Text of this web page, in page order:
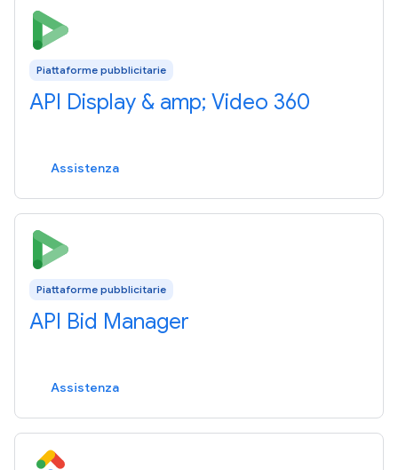
Piattaforme pubblicitarie
API Display & amp; Video 360
Assistenza
Piattaforme pubblicitarie
API Bid Manager
Assistenza